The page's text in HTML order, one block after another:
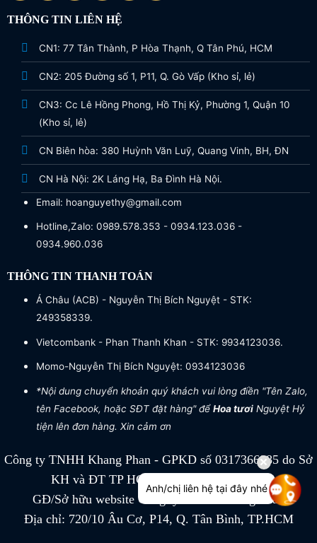
THÔNG TIN LIÊN HỆ
CN1: 77 Tân Thành, P Hòa Thạnh, Q Tân Phú, HCM
CN2: 205 Đường số 1, P11, Q. Gò Vấp (Kho sỉ, lẻ)
CN3: Cc Lê Hồng Phong, Hồ Thị Kỷ, Phường 1, Quận 10
(Kho sỉ, lẻ)
CN Biên hòa: 380 Huỳnh Văn Luỹ, Quang Vinh, BH, ĐN
CN Hà Nội: 2K Láng Hạ, Ba Đình Hà Nội.
Email: hoanguyethy@gmail.com
Hotline,Zalo: 0989.578.353 - 0934.123.036 -
0934.960.036
THÔNG TIN THANH TOÁN
Á Châu (ACB) - Nguyễn Thị Bích Nguyệt - STK:
249358339.
Vietcombank - Phan Thanh Khan - STK: 9934123036.
Momo-Nguyễn Thị Bích Nguyệt: 0934123036
*Nội dung chuyển khoản quý khách vui lòng điền "Tên Zalo,
tên Facebook, hoặc SĐT đặt hàng" đểHoa tươiNguyệt Hỷ
tiện lên đơn hàng. Xin cảm ơn
Công ty TNHH Khang Phan - GPKD số 0317366885 do Sở
KH và ĐT TP HCM cấp ngày 04/07/2022
GĐ/Sở hữu website Công ty TNHH Khang Phan
Địa chỉ: 720/10 Âu Cơ, P14, Q. Tân Bình, TP.HCM
Anh/chị liên hệ tại đây nhé